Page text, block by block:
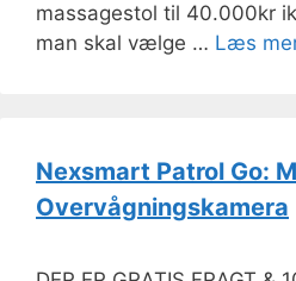
massagestol til 40.000kr
man skal vælge … Læs
Nexsmart Patrol Go:
Overvågningskamera